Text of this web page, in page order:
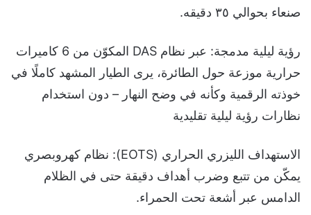
صنعاء بحوالي ٣٥ دقيقه.
رؤية ليلية مدمجة: عبر نظام DAS المكوّن من 6 كاميرات
حرارية موزعة حول الطائرة، يرى الطيار المشهد كاملًا في
خوذته الرقمية وكأنه في وضح النهار – دون استخدام
نظارات رؤية ليلية تقليدية
الاستهداف الليزري الحراري (EOTS): نظام كهروبصري
يمكّن من تتبع وضرب أهداف دقيقة حتى في الظلام
الدامس عبر أشعة تحت الحمراء.